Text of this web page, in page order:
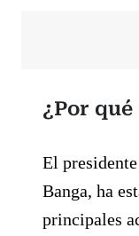
¿Por
El
Banga, ha
principales